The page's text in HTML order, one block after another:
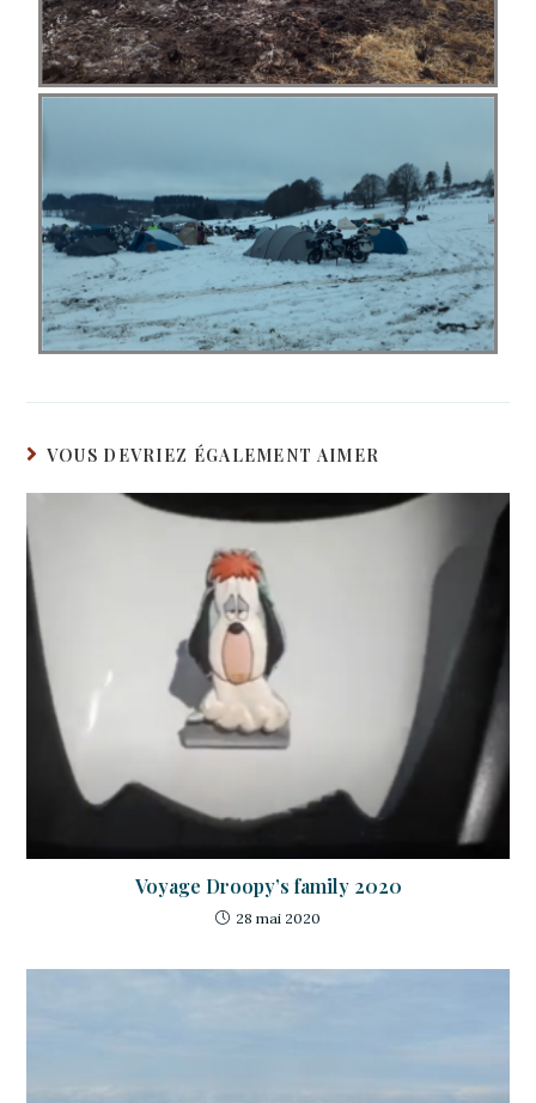
VOUS DEVRIEZ ÉGALEMENT AIMER
Voyage Droopy’s family 2020
28 mai 2020